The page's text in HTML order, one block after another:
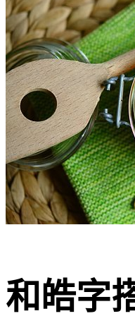
和皓字